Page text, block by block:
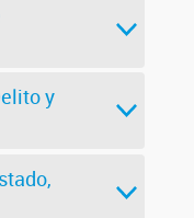
y